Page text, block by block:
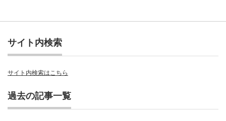
サイト内検索
サイト内検索はこちら
過去の記事一覧